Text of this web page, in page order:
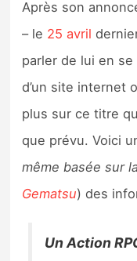
Tests de jeux
Tests
Autres tests
Previews
Précommandes
Après son
– le 25 avril
parler de lui en
d’un site internet
plus sur ce titre
que prévu. Voici
même basée sur
Gematsu) des
Un Action